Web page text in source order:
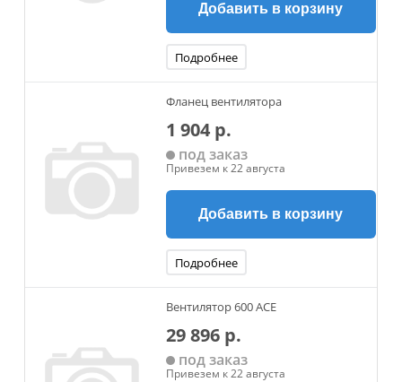
Добавить в корзину
Подробнее
Фланец вентилятора
1 904 р.
под заказ
Привезем к 22 августа
Добавить в корзину
Подробнее
Вентилятор 600 ACE
29 896 р.
под заказ
Привезем к 22 августа